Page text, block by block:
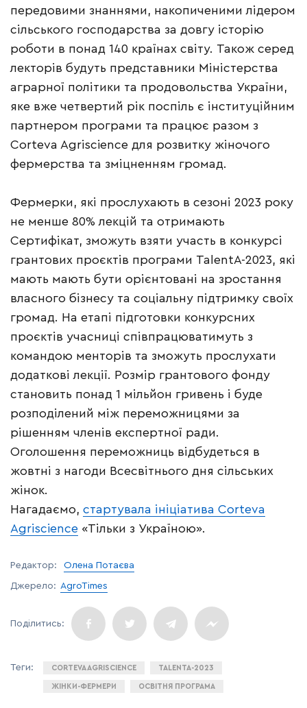
передовими знаннями, накопиченими лідером
сільського господарства за довгу історію
роботи в понад 140 країнах світу. Також серед
лекторів будуть представники Міністерства
аграрної політики та продовольства України,
яке вже четвертий рік поспіль є інституційним
партнером програми та працює разом з
Corteva Agriscience для розвитку жіночого
фермерства та зміцненням громад.
Фермерки, які прослухають в сезоні 2023 року
не менше 80% лекцій та отримають
Сертифікат, зможуть взяти участь в конкурсі
грантових проєктів програми TalentA-2023, які
мають мають бути орієнтовані на зростання
власного бізнесу та соціальну підтримку своїх
громад. На етапі підготовки конкурсних
проєктів учасниці співпрацюватимуть з
командою менторів та зможуть прослухати
додаткові лекції. Розмір грантового фонду
становить понад 1 мільйон гривень і буде
розподілений між переможницями за
рішенням членів експертної ради.
Оголошення переможниць відбудеться в
жовтні з нагоди Всесвітнього дня сільських
жінок.
Нагадаємо, стартувала ініціатива Corteva
Agriscience «Тільки з Україною».
Редактор: Олена Потаєва
Джерело: AgroTimes
CORTEVA AGRISCIENCE TALENTA-2023
ЖІНКИ-ФЕРМЕРИ ОСВІТНЯ ПРОГРАМА